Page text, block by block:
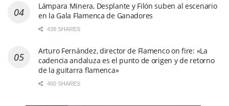
Lámpara Minera, Desplante y Filón suben al escenario
en la Gala Flamenca de Ganadores
438 SHARES
Arturo Fernández, director de Flamenco on fire: «La
cadencia andaluza es el punto de origen y de retorno
de la guitarra flamenca»
460 SHARES